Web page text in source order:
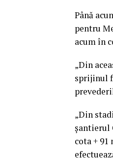
Până
pentru
acum în
„Din
sprijinul
„Din
şantierul
cota +